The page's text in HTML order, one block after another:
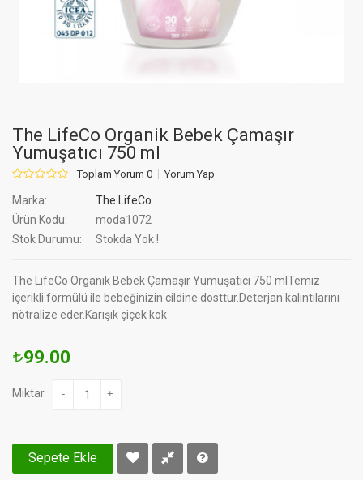
The LifeCo Organik Bebek Çamaşır
Yumuşatıcı 750 ml
Toplam Yorum 0 Yorum Yap
Marka:
The LifeCo
Ürün Kodu:
moda1072
Stok Durumu:
Stokda Yok !
The LifeCo Organik Bebek Çamaşır Yumuşatıcı 750 mlTemiz
içerikli formülü ile bebeğinizin cildine dosttur.Deterjan kalıntılarını
nötralize eder.Karışık çiçek kok
99.00
Miktar - +
Sepete Ekle